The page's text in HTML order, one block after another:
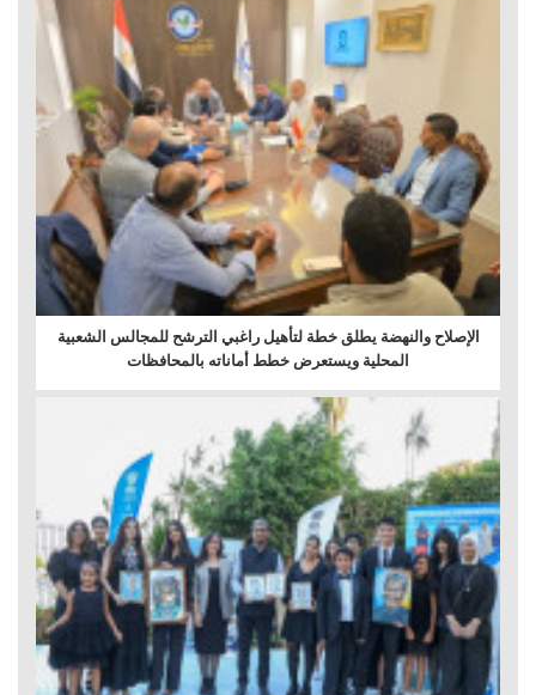
الإصلاح والنهضة يطلق خطة لتأهيل راغبي الترشح للمجالس الشعبية
المحلية ويستعرض خطط أماناته بالمحافظات